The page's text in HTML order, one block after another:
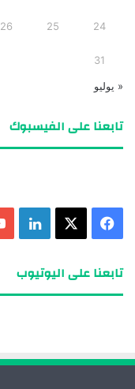
24
25
26
31
« يوليو
تابعنا على الفيسبوك
تابعنا على اليوتيوب